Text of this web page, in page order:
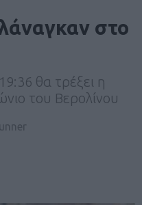
στο
θα τρέξει η
του Βερολίνου